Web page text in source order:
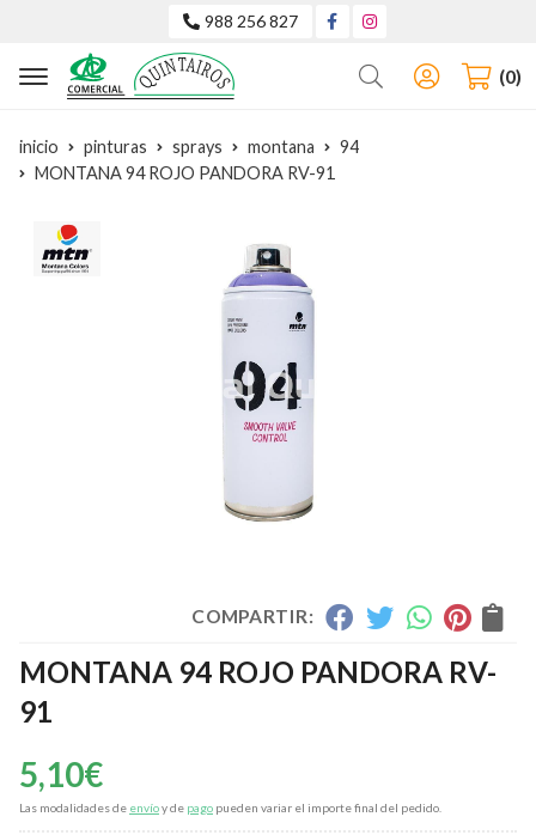
988 256 827
Buscar 0
inicio pinturas sprays montana
94
MONTANA 94 ROJO PANDORA RV-91
COMPARTIR:
MONTANA 94 ROJO PANDORA RV-
91
5,10€
Las modalidades de envíoy de pago pueden variar el importe final del pedido.